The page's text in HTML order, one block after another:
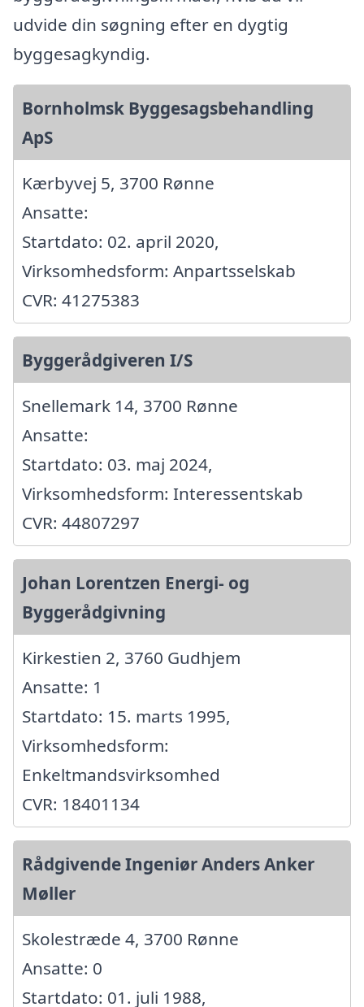
udvide din søgning efter en dygtig
byggesagkyndig.
Bornholmsk Byggesagsbehandling
ApS
Kærbyvej 5, 3700 Rønne
Ansatte:
Startdato: 02. april 2020,
Virksomhedsform: Anpartsselskab
CVR: 41275383
Byggerådgiveren I/S
Snellemark 14, 3700 Rønne
Ansatte:
Startdato: 03. maj 2024,
Virksomhedsform: Interessentskab
CVR: 44807297
Johan Lorentzen Energi- og
Byggerådgivning
Kirkestien 2, 3760 Gudhjem
Ansatte: 1
Startdato: 15. marts 1995,
Virksomhedsform:
Enkeltmandsvirksomhed
CVR: 18401134
Rådgivende Ingeniør Anders Anker
Møller
Skolestræde 4, 3700 Rønne
Ansatte: 0
Startdato: 01. juli 1988,